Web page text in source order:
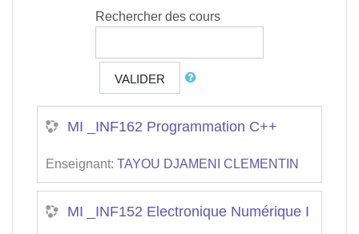
Rechercher des cours
VALIDER
MI _INF162 Programmation C++
Enseignant: TAYOU DJAMENI CLEMENTIN
MI _INF152 Electronique Numérique I